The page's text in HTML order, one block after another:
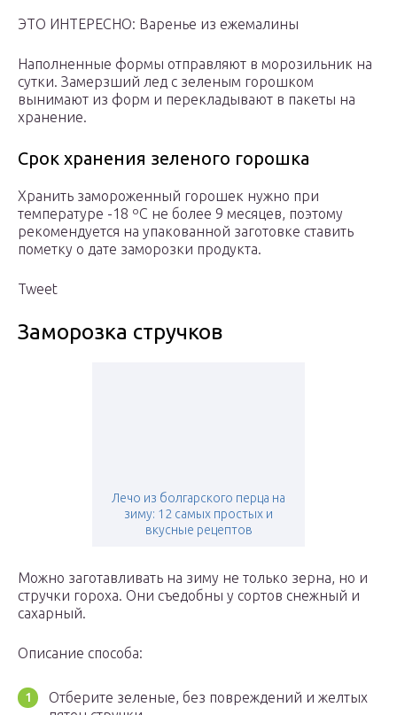
ЭТО ИНТЕРЕСНО: Варенье из ежемалины
Наполненные формы отправляют в морозильник на
сутки. Замерзший лед с зеленым горошком
вынимают из форм и перекладывают в пакеты на
хранение.
Срок хранения зеленого горошка
Хранить замороженный горошек нужно при
температуре -18 ºС не более 9 месяцев, поэтому
рекомендуется на упакованной заготовке ставить
пометку о дате заморозки продукта.
Tweet
Заморозка стручков
Лечо из болгарского перца на
зиму: 12 самых простых и
вкусные рецептов
Можно заготавливать на зиму не только зерна, но и
стручки гороха. Они съедобны у сортов снежный и
сахарный.
Описание способа:
Отберите зеленые, без повреждений и желтых